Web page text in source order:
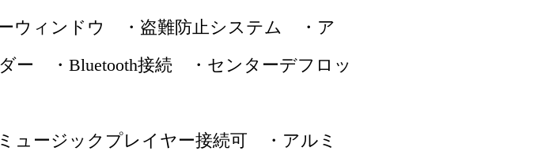
ウィンドウ ・盗難防止システム ・ア
ー ・Bluetooth接続 ・センターデフロッ
ュージックプレイヤー接続可 ・アルミ